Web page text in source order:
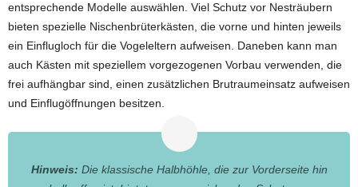
entsprechende Modelle auswählen. Viel Schutz vor Nesträubern
bieten spezielle Nischenbrüterkästen, die vorne und hinten jeweils
ein Einflugloch für die Vogeleltern aufweisen. Daneben kann man
auch Kästen mit speziellem vorgezogenen Vorbau verwenden, die
frei aufhängbar sind, einen zusätzlichen Brutraumeinsatz aufweisen
und Einflugöffnungen besitzen.
Hinweis: Die klassische Halbhöhle, die zur Vorderseite hin